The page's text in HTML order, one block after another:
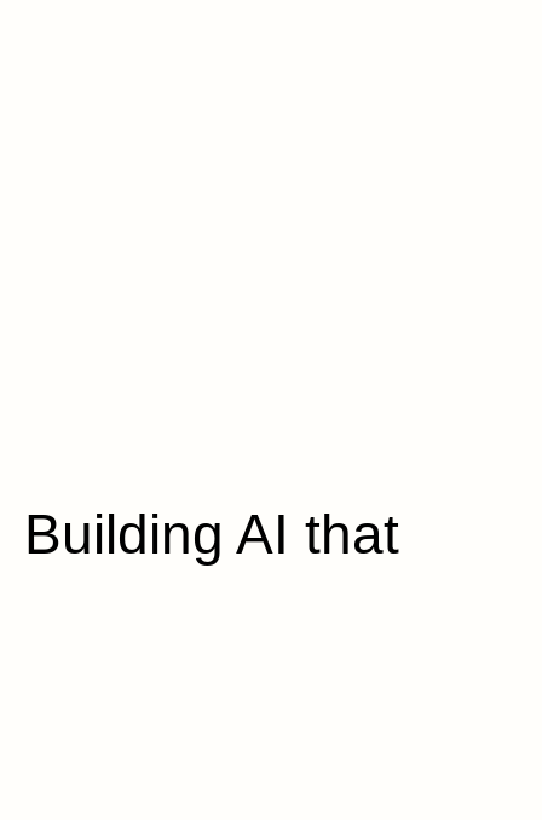
Building AI that